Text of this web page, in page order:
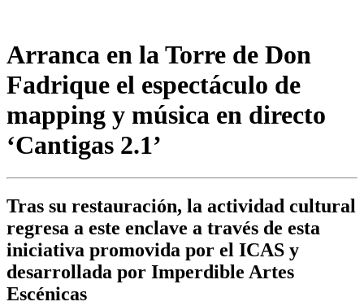
Arranca en la Torre de Don
Fadrique el espectáculo de
mapping y música en directo
‘Cantigas 2.1’
Tras su restauración, la actividad cultural
regresa a este enclave a través de esta
iniciativa promovida por el ICAS y
desarrollada por Imperdible Artes
Escénicas